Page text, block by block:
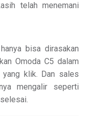
telah menemani
bisa dirasakan
Omoda C5 dalam
yang klik. Dan sales
mengalir seperti